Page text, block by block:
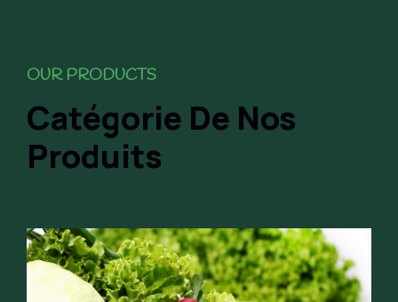
OUR PRODUCTS
Catégorie De Nos
Produits